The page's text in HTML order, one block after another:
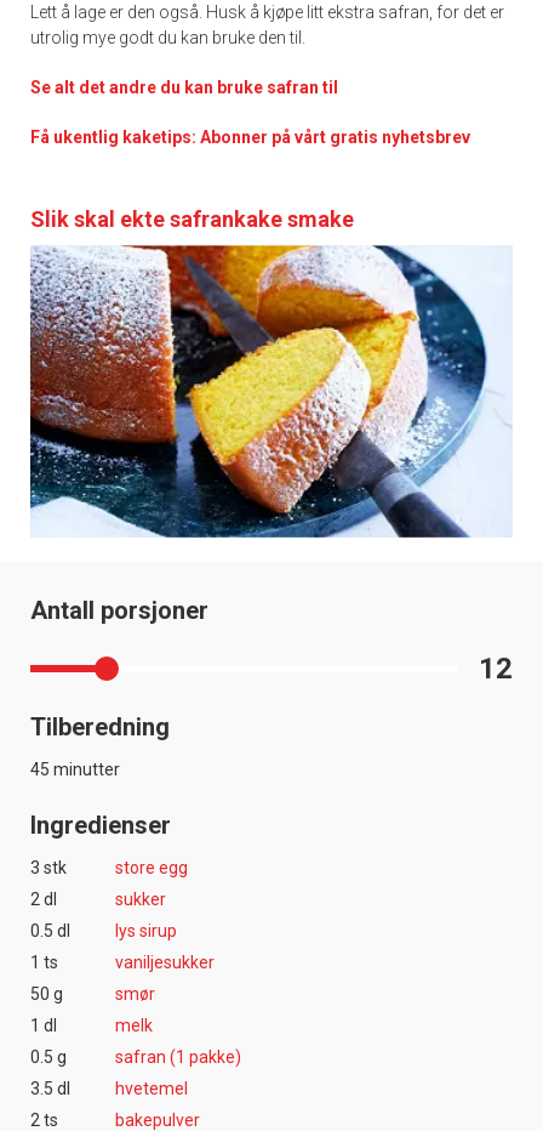
Lett å lage er den også. Husk å kjøpe litt ekstra safran, for det er
utrolig mye godt du kan bruke den til.
Se alt det andre du kan bruke safran til
Få ukentlig kaketips: Abonner på vårt gratis nyhetsbrev
Slik skal ekte safrankake smake
Antall porsjoner
12
Tilberedning
45 minutter
Ingredienser
3 stk
store egg
2 dl
sukker
0.5 dl
lys sirup
1 ts
vaniljesukker
50 g
smør
1 dl
melk
0.5 g
safran (1 pakke)
3.5 dl
hvetemel
2 ts
bakepulver